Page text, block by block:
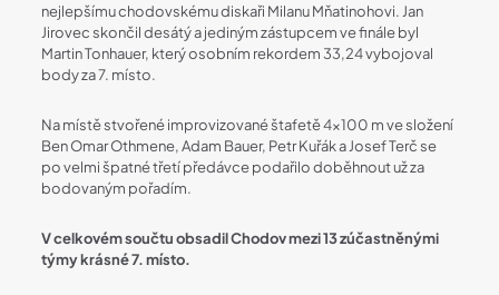
nejlepšímu chodovskému diskaři Milanu Mňatinohovi. Jan
Jirovec skončil desátý a jediným zástupcem ve finále byl
Martin Tonhauer, který osobním rekordem 33,24 vybojoval
body za 7. místo.
Na místě stvořené improvizované štafetě 4×100 m ve složení
Ben Omar Othmene, Adam Bauer, Petr Kuřák a Josef Terč se
po velmi špatné třetí předávce podařilo doběhnout už za
bodovaným pořadím.
V celkovém součtu obsadil Chodov mezi 13 zúčastněnými
týmy krásné 7. místo.